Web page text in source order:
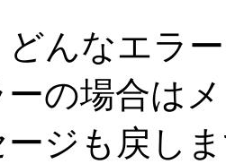
んなエラ
ーの場合は
ージも戻し